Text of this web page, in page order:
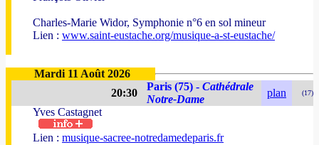
Charles-Marie Widor, Symphonie n°6 en sol mineur
Lien : www.saint-eustache.org/musique-a-st-eustache/
Mardi 11 Août 2026
20:30
Paris (75) - Cathédrale
Notre-Dame
plan (17)
Yves Castagnet
Lien : musique-sacree-notredamedeparis.fr